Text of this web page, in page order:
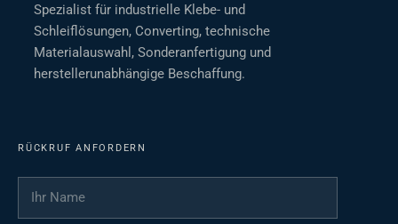
Spezialist für industrielle Klebe- und
Schleiflösungen, Converting, technische
Materialauswahl, Sonderanfertigung und
herstellerunabhängige Beschaffung.
RÜCKRUF ANFORDERN
Ihr Name